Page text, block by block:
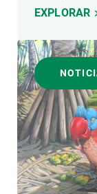
EXPLORAR